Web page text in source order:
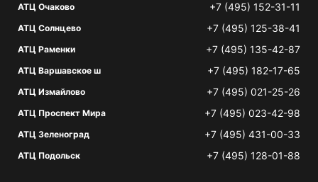
АТЦ Очаково +7 (495) 152-31-11
АТЦ Солнцево +7 (495) 125-38-41
АТЦ Раменки +7 (495) 135-42-87
АТЦ Варшавское ш +7 (495) 182-17-65
АТЦ Измайлово +7 (495) 021-25-26
АТЦ Проспект Мира +7 (495) 023-42-98
АТЦ Зеленоград +7 (495) 431-00-33
АТЦ Подольск +7 (495) 128-01-88